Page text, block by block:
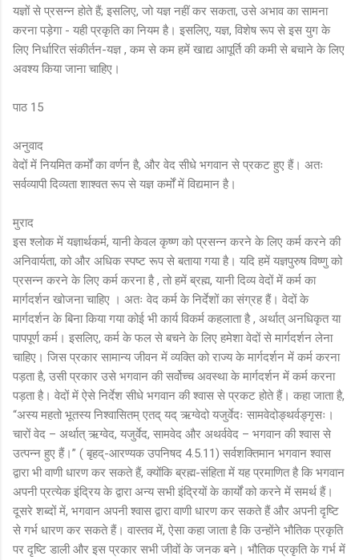
यज्ञों से प्रसन्न होते हैं; इसलिए, जो यज्ञ नहीं कर सकता, उसे अभाव का सामना
करना पड़ेगा - यही प्रकृति का नियम है। इसलिए, यज्ञ, विशेष रूप से इस युग के
लिए निर्धारित संकीर्तन-यज्ञ , कम से कम हमें खाद्य आपूर्ति की कमी से बचाने के लिए
अवश्य किया जाना चाहिए।
पाठ 15
अनुवाद
वेदों में नियमित कर्मों का वर्णन है, और वेद सीधे भगवान से प्रकट हुए हैं। अतः
सर्वव्यापी दिव्यता शाश्वत रूप से यज्ञ कर्मों में विद्यमान है।
मुराद
इस श्लोक में यज्ञार्थकर्म, यानी केवल कृष्ण को प्रसन्न करने के लिए कर्म करने की
अनिवार्यता, को और अधिक स्पष्ट रूप से बताया गया है। यदि हमें यज्ञपुरुष विष्णु को
प्रसन्न करने के लिए कर्म करना है , तो हमें ब्रह्म, यानी दिव्य वेदों में कर्म का
मार्गदर्शन खोजना चाहिए । अतः वेद कर्म के निर्देशों का संग्रह हैं। वेदों के
मार्गदर्शन के बिना किया गया कोई भी कार्य विकर्म कहलाता है , अर्थात् अनधिकृत या
पापपूर्ण कर्म। इसलिए, कर्म के फल से बचने के लिए हमेशा वेदों से मार्गदर्शन लेना
चाहिए। जिस प्रकार सामान्य जीवन में व्यक्ति को राज्य के मार्गदर्शन में कर्म करना
पड़ता है, उसी प्रकार उसे भगवान की सर्वोच्च अवस्था के मार्गदर्शन में कर्म करना
पड़ता है। वेदों में ऐसे निर्देश सीधे भगवान की श्वास से प्रकट होते हैं। कहा जाता है,
“अस्य महतो भूतस्य निश्वासितम् एतद् यद् ऋग्वेदो यजुर्वेदः सामवेदोङ्थर्वङ्गृसः।
चारों वेद – अर्थात् ऋग्वेद, यजुर्वेद, सामवेद और अथर्ववेद – भगवान की श्वास से
उत्पन्न हुए हैं।” ( बृहद्-आरण्यक उपनिषद 4.5.11) सर्वशक्तिमान भगवान श्वास
द्वारा भी वाणी धारण कर सकते हैं, क्योंकि ब्रह्म-संहिता में यह प्रमाणित है कि भगवान
अपनी प्रत्येक इंद्रिय के द्वारा अन्य सभी इंद्रियों के कार्यों को करने में समर्थ हैं।
दूसरे शब्दों में, भगवान अपनी श्वास द्वारा वाणी धारण कर सकते हैं और अपनी दृष्टि
से गर्भ धारण कर सकते हैं। वास्तव में, ऐसा कहा जाता है कि उन्होंने भौतिक प्रकृति
पर दृष्टि डाली और इस प्रकार सभी जीवों के जनक बने। भौतिक प्रकृति के गर्भ में